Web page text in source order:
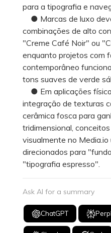
para a tipografia e
● Marcas de luxo
combinações de alto
"Creme Café Noir" ou
enquanto projetos com
contemporâneo
tons suaves de verde
● Em aplicações
integração de texturas
cerâmica fosca para
tridimensional,
visualmente no
direcionados para
"tipografia espresso".
Ask AI for a summary
ChatGPT